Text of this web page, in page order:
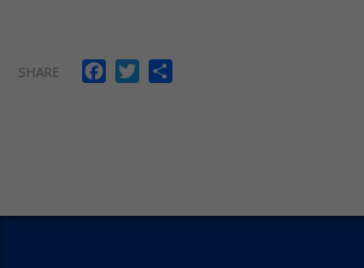
SHARE Facebook
Twitter